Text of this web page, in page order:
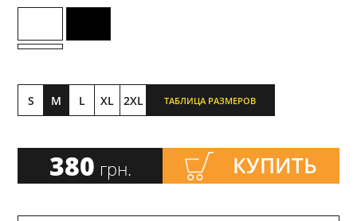
S M L XL 2XL ТАБЛИЦА РАЗМЕРОВ
380 грн. КУПИТЬ